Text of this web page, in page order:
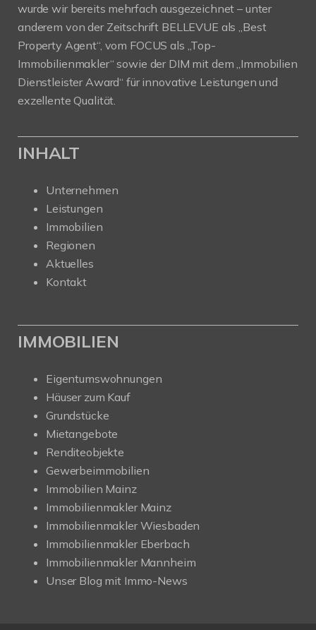
wurde wir bereits mehrfach ausgezeichnet – unter
anderem von der Zeitschrift BELLEVUE als „Best
Property Agent“, vom FOCUS als „Top-
Immobilienmakler“ sowie der DIM mit dem „Immobilien
Dienstleister Award“ für innovative Leistungen und
exzellente Qualität.
INHALT
Unternehmen
Leistungen
Immobilien
Regionen
Aktuelles
Kontakt
IMMOBILIEN
Eigentumswohnungen
Häuser zum Kauf
Grundstücke
Mietangebote
Renditeobjekte
Gewerbeimmobilien
Immobilien Mainz
Immobilienmakler Mainz
Immobilienmakler Wiesbaden
Immobilienmakler Eberbach
Immobilienmakler Mannheim
Unser Blog mit Immo-News